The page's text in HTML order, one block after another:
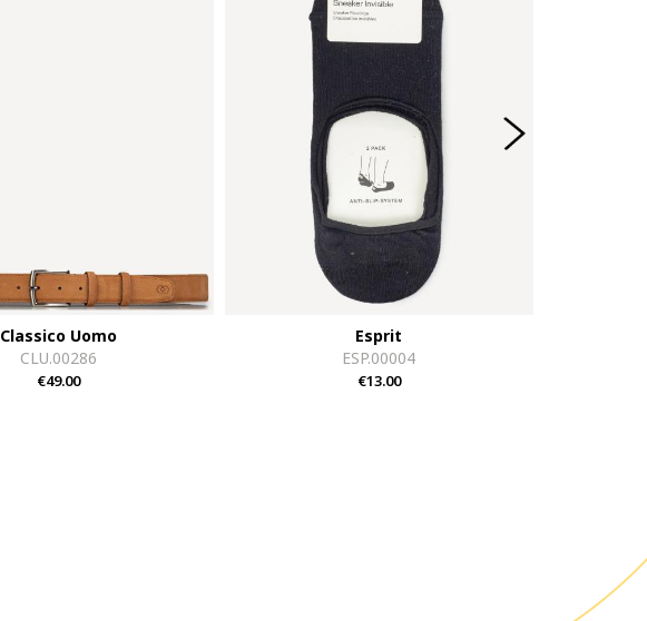
Classico Uomo
CLU.00286
€49.00
Esprit
ESP.00004
€13.00